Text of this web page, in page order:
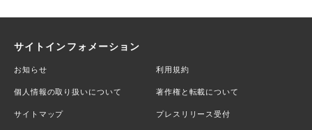
サイトインフォメーション
お知らせ 利用規約
個人情報の取り扱いについて 著作権と転載について
サイトマップ プレスリリース受付